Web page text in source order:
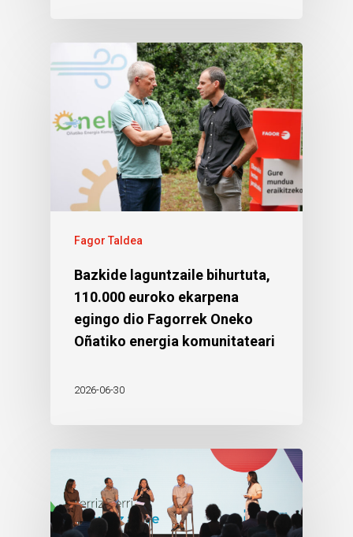
Fagor Taldea
Bazkide laguntzaile bihurtuta,
110.000 euroko ekarpena
egingo dio Fagorrek Oneko
Oñatiko energia komunitateari
2026-06-30